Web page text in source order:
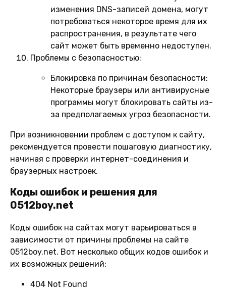
изменения DNS-записей домена, могут
потребоваться некоторое время для их
распространения, в результате чего
сайт может быть временно недоступен.
Проблемы с безопасностью:
Блокировка по причинам безопасности:
Некоторые браузеры или антивирусные
программы могут блокировать сайты из-
за предполагаемых угроз безопасности.
При возникновении проблем с доступом к сайту,
рекомендуется провести пошаговую диагностику,
начиная с проверки интернет-соединения и
браузерных настроек.
Коды ошибок и решения для
0512boy.net
Коды ошибок на сайтах могут варьироваться в
зависимости от причины проблемы на сайте
0512boy.net. Вот несколько общих кодов ошибок и
их возможных решений:
404 Not Found